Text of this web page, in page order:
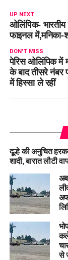
UP NEXT
ओलिंपिक- भारतीय
फाइनल में,मनिका-
DON'T MISS
पेरिस ओलिंपिक में
के बाद तीसरे नंबर
में हिस्सा ले रहीं
दूल्हे की अनुचित
शादी, बारात लौटी
अब
से